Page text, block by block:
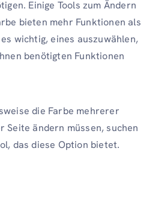
Einige Tools zum Ändern
bieten mehr Funktionen als
wichtig, eines auszuwählen,
benötigten Funktionen
die Farbe mehrerer
Seite ändern müssen, suchen
das diese Option bietet.